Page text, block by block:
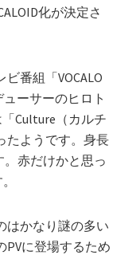
化が決定さ
番組「VOCALO
ーサーのヒロト
Culture（カルチ
たようです。身長
。赤だけかと思っ
はかなり謎の多い
PVに登場するため